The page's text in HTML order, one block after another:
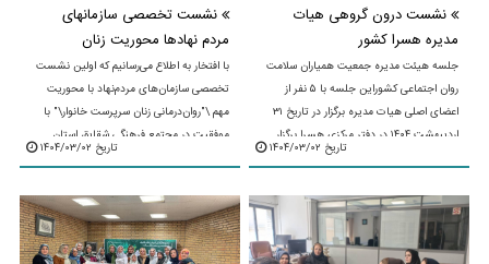
نشست درون گروهی هیات
مدیره هسرا کشور
جلسه هیئت مدیره جمعیت همیاران سلامت
روان اجتماعی کشوراین جلسه با ۵ نفر از
اعضای اصلی هیات مدیره برگزار در تاریخ ۳۱
اردیبهشت ۱۴۰۴ در دفتر مرکزی هسرا برگزار
تاریخ ۱۴۰۴/۰۳/۰۲
نشست تخصصی سازمانهای
مردم نهادها محوریت زنان
با افتخار به اطلاع می‌رسانیم که اولین نشست
تخصصی سازمان‌های مردم‌نهاد با محوریت
مهم \"روان‌درمانی زنان سرپرست خانوار\" با
موفقیت در مجتمع فرهنگی شقایق استان ...
تاریخ ۱۴۰۴/۰۳/۰۲